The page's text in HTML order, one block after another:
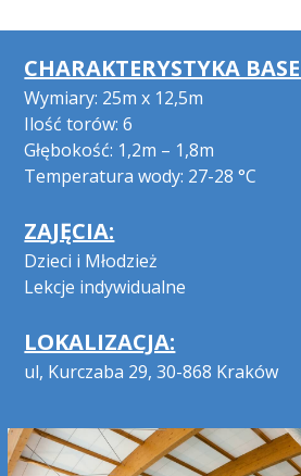
CHARAKTERYSTYKA
Wymiary: 25m x 12,5m
Ilość torów: 6
Głębokość: 1,2m – 1,8m
Temperatura wody: 27-28 °C
ZAJĘCIA:
Dzieci i Młodzież
Lekcje indywidualne
LOKALIZACJA:
ul, Kurczaba 29, 30-868 Kraków